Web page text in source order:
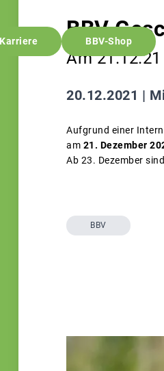
Karriere BBV-Shop
BBV
Am
20.12.2021 |
Aufgrund einer
am 21. Dezember
Ab 23. Dezember
BBV